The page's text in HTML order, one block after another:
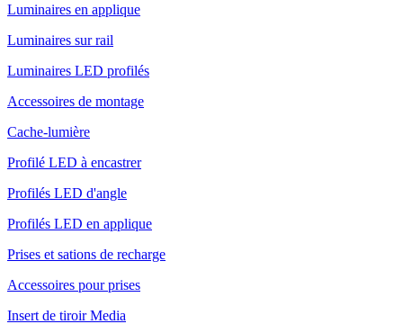
Luminaires en applique
Luminaires sur rail
Luminaires LED profilés
Accessoires de montage
Cache-lumière
Profilé LED à encastrer
Profilés LED d'angle
Profilés LED en applique
Prises et sations de recharge
Accessoires pour prises
Insert de tiroir Media